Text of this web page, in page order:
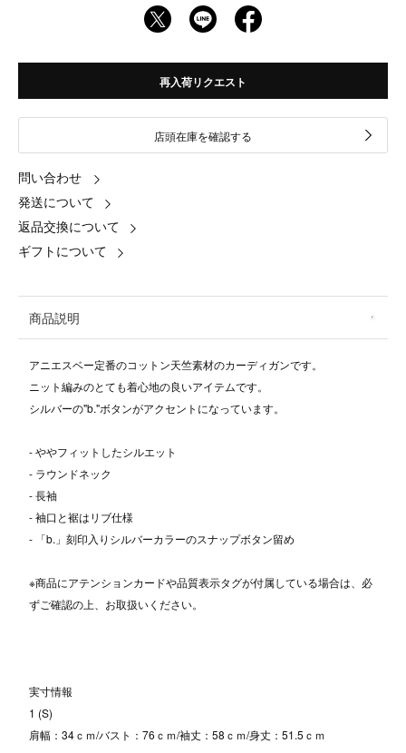
再入荷リクエスト
店頭在庫を確認する
問い合わせ
発送について
返品交換について
ギフトについて
商品説明
アニエスベー定番のコットン天竺素材のカーディガンです。
ニット編みのとても着心地の良いアイテムです。
シルバーの"b."ボタンがアクセントになっています。
- ややフィットしたシルエット
- ラウンドネック
- 長袖
- 袖口と裾はリブ仕様
- 「b.」刻印入りシルバーカラーのスナップボタン留め
※商品にアテンションカードや品質表示タグが付属している場合は、必
ずご確認の上、お取扱いください。
実寸情報
1 (S)
肩幅：34ｃｍ/バスト：76ｃｍ/袖丈：58ｃｍ/身丈：51.5ｃｍ